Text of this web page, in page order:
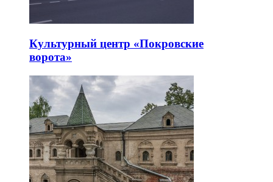
Культурный центр «Покровские
ворота»